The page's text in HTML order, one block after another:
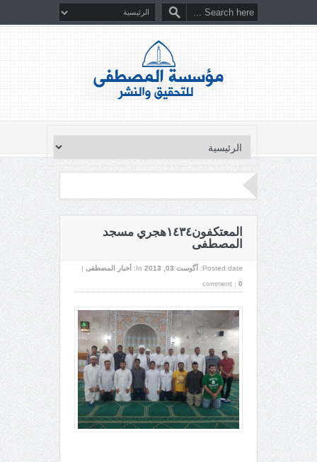
المعتكفون١٤٣٤هجري مسجد
المصطفى
Posted date: آگوست 03, 2013 In: أخبار المصطفى |
comment : 0